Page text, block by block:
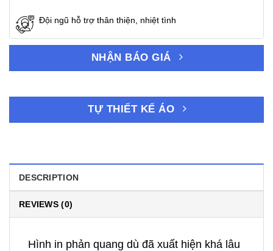
Đội ngũ hỗ trợ thân thiện, nhiệt tình
NHẬN BÁO GIÁ
TỰ THIẾT KẾ ÁO
DESCRIPTION
REVIEWS (0)
Hình in phản quang dù đã xuất hiện khá lâu